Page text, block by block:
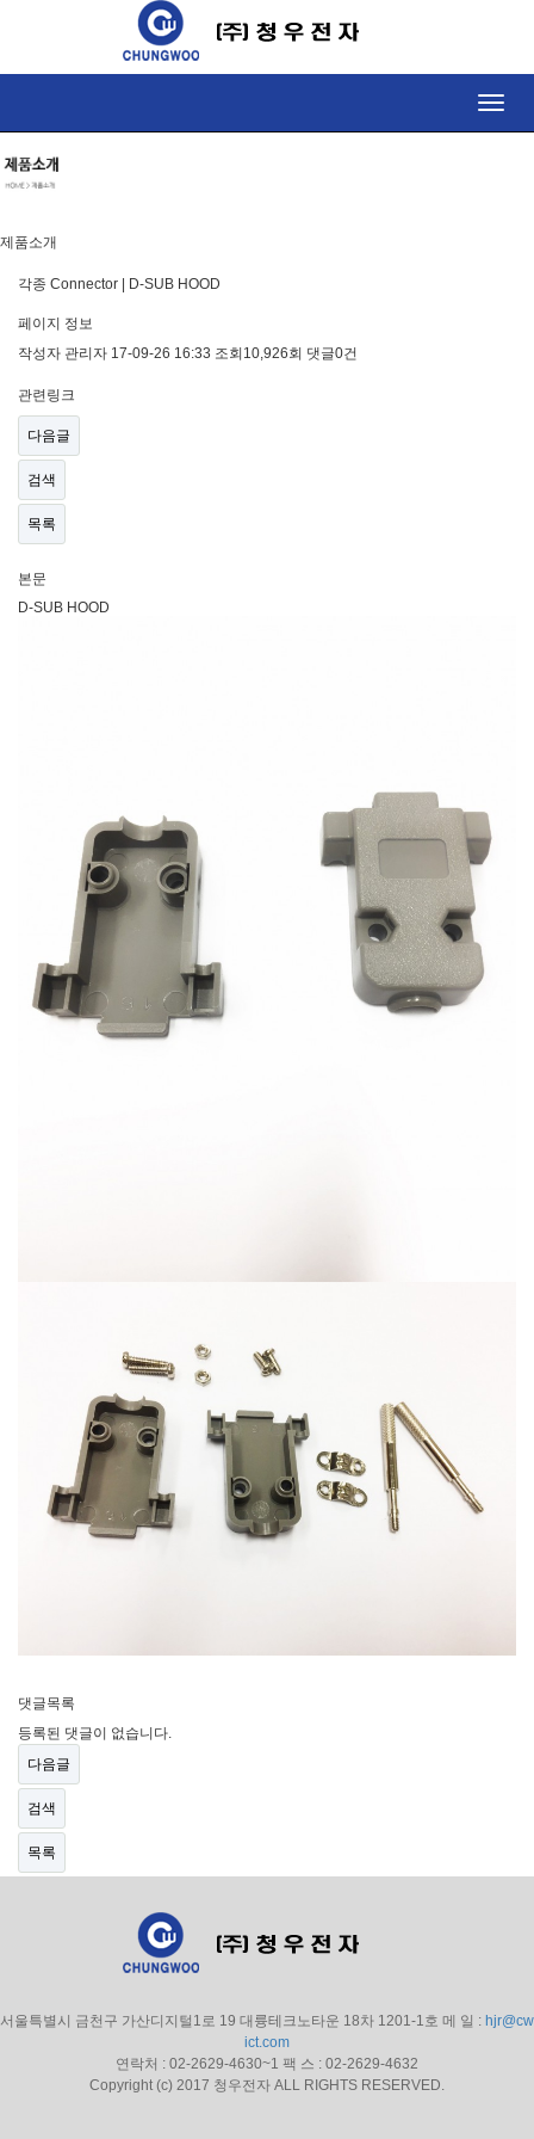
Toggle
제품소개
각종 Connector | D-SUB HOOD
페이지 정보
작성자 관리자 17-09-26 16:33 조회 10,926회 댓글0건
관련링크
다음글
검색
목록
본문
D-SUB HOOD
댓글목록
등록된 댓글이 없습니다.
다음글
검색
목록
서울특별시 금천구 가산디지털1로 19 대륭테크노타운 18차 1201-1호 메 일 : hjr@cw
ict.com
연락처 : 02-2629-4630~1 팩 스 : 02-2629-4632
Copyright (c) 2017 청우전자 ALL RIGHTS RESERVED.